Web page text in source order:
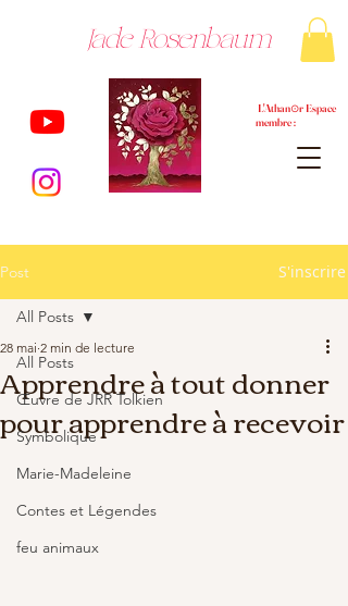
Jade Rosenbaum
L'Athan⊙r Espace
membre :
Post S'inscrire
All Posts
Œuvre de JRR Tolkien
Symbolique
Marie-Madeleine
Contes et Légendes
feu animaux
All Posts
Apprendre à tout donner
pour apprendre à recevoir
28 mai 2 min de lecture